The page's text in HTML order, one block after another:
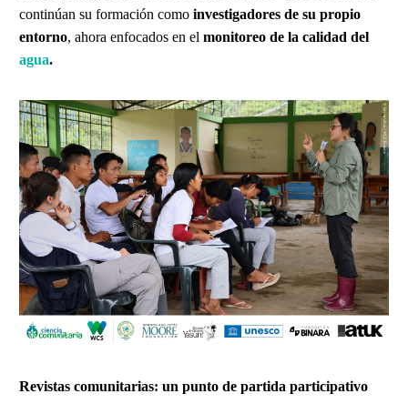
continúan su formación como investigadores de su propio
entorno, ahora enfocados en el monitoreo de la calidad del
agua.
Revistas comunitarias: un punto de partida participativo